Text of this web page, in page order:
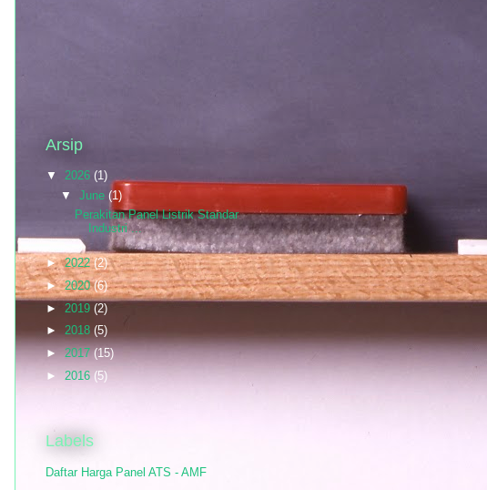
Arsip
▼ 2026 (1)
▼ June (1)
Perakitan Panel Listrik Standar
Industri ...
►2022(2)
►2020(6)
► 2019 (2)
► 2018 (5)
► 2017(15)
► 2016 (5)
Labels
Daftar Harga Panel ATS - AMF